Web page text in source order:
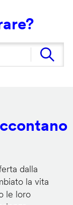
dalla
la vita
le loro